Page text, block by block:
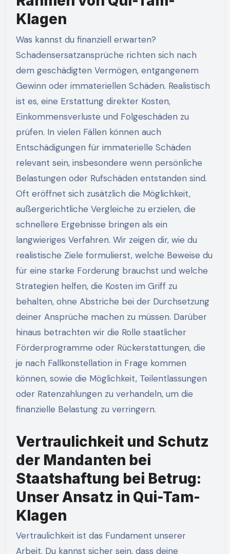
Klagen
Was kannst du finanziell erwarten?
Schadensersatzansprüche richten sich nach
dem geschädigten Vermögen, entgangenem
Gewinn oder immateriellen Schäden. Realistisch
ist es, eine Erstattung direkter Kosten,
Einkommensverluste und Folgeschäden zu
prüfen. In vielen Fällen können auch
Entschädigungen für immaterielle Schäden
relevant sein, insbesondere wenn persönliche
Belastungen oder Rufschäden entstanden sind.
Oft eröffnet sich zusätzlich die Möglichkeit,
außergerichtliche Vergleiche zu erzielen, die
schnellere Ergebnisse bringen als ein
langwieriges Verfahren. Wir zeigen dir, wie du
realistische Ziele formulierst, welche Beweise du
für eine starke Forderung brauchst und welche
Strategien helfen, die Kosten im Griff zu
behalten, ohne Abstriche bei der Durchsetzung
deiner Ansprüche machen zu müssen. Darüber
hinaus betrachten wir die Rolle staatlicher
Förderprogramme oder Rückerstattungen, die
je nach Fallkonstellation in Frage kommen
können, sowie die Möglichkeit, Teilentlassungen
oder Ratenzahlungen zu verhandeln, um die
finanzielle Belastung zu verringern.
Vertraulichkeit und Schutz
der Mandanten bei
Staatshaftung bei Betrug:
Unser Ansatz in Qui-Tam-
Klagen
Vertraulichkeit ist das Fundament unserer
Arbeit. Du kannst sicher sein, dass deine